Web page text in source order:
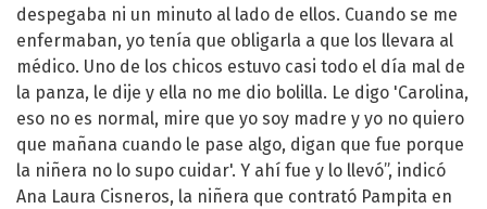
despegaba ni un minuto al lado de ellos. Cuando se me
enfermaban, yo tenía que obligarla a que los llevara al
médico. Uno de los chicos estuvo casi todo el día mal de
la panza, le dije y ella no me dio bolilla. Le digo 'Carolina,
eso no es normal, mire que yo soy madre y yo no quiero
que mañana cuando le pase algo, digan que fue porque
la niñera no lo supo cuidar'. Y ahí fue y lo llevó”, indicó
Ana Laura Cisneros, la niñera que contrató Pampita en